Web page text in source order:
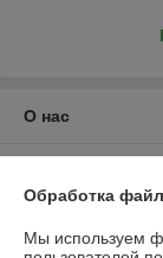
О нас
Обработка
Мы используем